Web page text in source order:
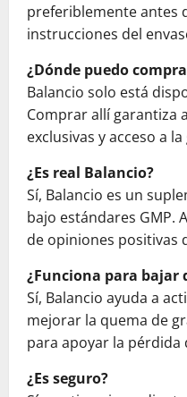
preferiblemente antes
instrucciones del
¿Dónde puedo
Balancio solo está
Comprar allí garantiza
exclusivas y acceso a
¿Es real Balancio?
Sí, Balancio es un
bajo estándares GMP.
de opiniones positivas
¿Funciona para bajar
Sí, Balancio ayuda a
mejorar la quema de
para apoyar la pérdida
¿Es seguro?